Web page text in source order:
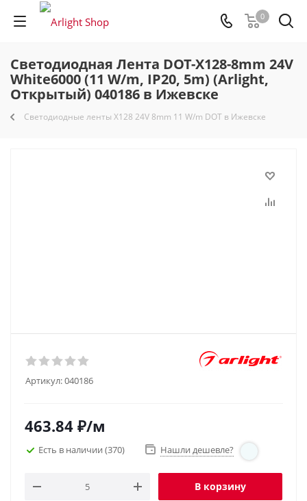
0
Светодиодная Лента DOT-X128-8mm 24V
White6000 (11 W/m, IP20, 5m) (Arlight,
Открытый) 040186 в Ижевске
Светодиодные ленты X128 24V 8mm 11 W/m DOT в Ижевске
Артикул:040186
463.84 ₽/м
Есть в наличии (370) Нашли дешевле?
В корзину